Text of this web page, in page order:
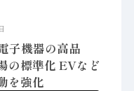
子機器の高品
の標準化 EVなど
を強化